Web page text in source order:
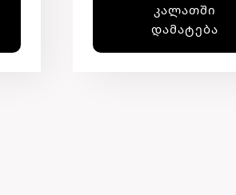
349,00 ₾.279,00
ᲙᲐᲚᲐᲗᲨᲘ
ᲓᲐᲛᲐᲢᲔᲑᲐ